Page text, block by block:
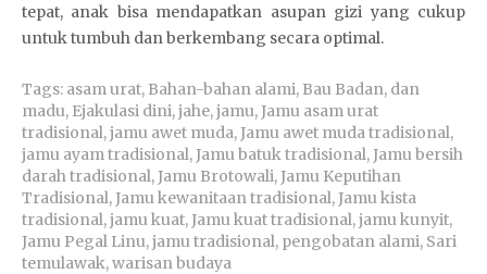
tepat, anak bisa mendapatkan asupan gizi yang cukup
untuk tumbuh dan berkembang secara optimal.
Tags: asam urat, Bahan-bahan alami, Bau Badan, dan
madu, Ejakulasi dini,jahe,jamu,Jamu asam urat
tradisional,jamu awet muda,Jamu awet muda tradisional,
jamu ayam tradisional,Jamu batuk tradisional,Jamu bersih
darah tradisional,Jamu Brotowali,Jamu Keputihan
Tradisional,Jamu kewanitaan tradisional,Jamu kista
tradisional,jamu kuat,Jamu kuat tradisional,jamu kunyit,
Jamu Pegal Linu,jamu tradisional, pengobatan alami, Sari
temulawak,warisan budaya